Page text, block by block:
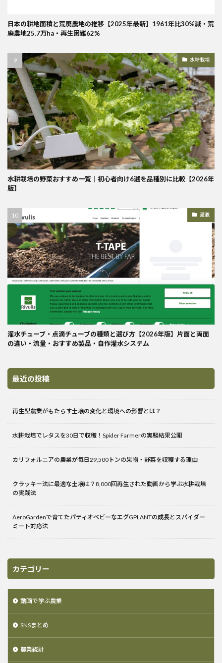
日本の耕地面積と荒廃農地の推移【2025年最新】1961年比30%減・荒
廃農地25.7万ha・再生困難62%
水耕栽培
水耕栽培の野菜おすすめ一覧｜初心者向け6選を品種別に比較【2026年
版】
灌漑
灌水チューブ・点滴チューブの種類と選び方【2026年版】片面と両面
の違い・流量・おすすめ製品・自作灌水システム
最近の投稿
再生型農業がもたらす土壌の変化と環境への影響とは？
水耕栽培でレタスを30日で収穫！Spider Farmerの実験結果公開
カリフォルニアの農業が毎日29,500トンの果物・野菜を収穫する理由
クラッキー法に最適な土壌は？8,000回再生された動画から学ぶ水耕栽培
の実践法
AeroGardenで育てたパティオベビーなエグGPLANTの成長とスパイダー
ミート対応法
カテゴリー
動画で学ぶ農業
SNSまとめ
農業統計